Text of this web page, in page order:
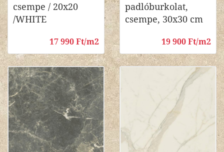
csempe / 20x20
/WHITE
17 990 Ft/m2
padlóburkolat,
csempe, 30x30 cm
19 900 Ft/m2